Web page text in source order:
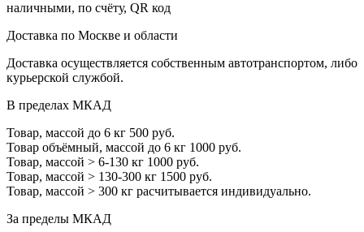
наличными, по счёту, QR код
Доставка по Москве и области
Доставка осуществляется собственным автотранспортом, либо
курьерской службой.
В пределах МКАД
Товар, массой до 6 кг 500 руб.
Товар объёмный, массой до 6 кг 1000 руб.
Товар, массой > 6-130 кг 1000 руб.
Товар, массой > 130-300 кг 1500 руб.
Товар, массой > 300 кг расчитывается индивидуально.
За пределы МКАД